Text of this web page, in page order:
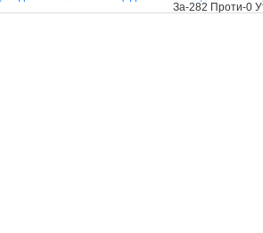
За-282 Проти-0